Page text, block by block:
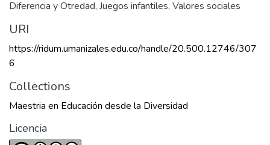
Diferencia y Otredad, Juegos infantiles, Valores sociales
URI
https://ridum.umanizales.edu.co/handle/20.500.12746/307
6
Collections
Maestria en Educación desde la Diversidad
Licencia